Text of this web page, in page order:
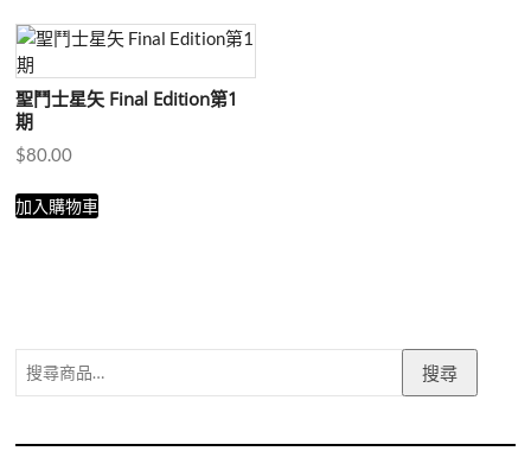
聖鬥士星矢 Final Edition第1
期
$80.00
加入購物車
鍵
搜尋